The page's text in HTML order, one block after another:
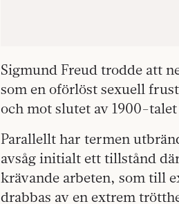
Sigmund Freud trodde att
som en oförlöst sexuell
och mot slutet av 1900-
Parallellt har termen
avsåg initialt ett tillstånd
krävande arbeten, som till
drabbas av en extrem